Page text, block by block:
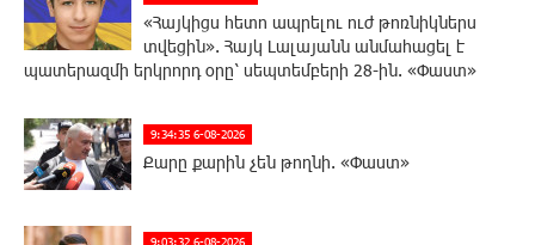
«Հայկիցս հետո ապրելու ուժ թոռնիկներս
տվեցին». Հայկ Լալայանն անմահացել է
պատերազմի երկրորդ օրը՝ սեպտեմբերի 28-ին. «Փաստ»
9:34:35 6-08-2026
Քարը քարին չեն թողնի. «Փաստ»
9:03:32 6-08-2026